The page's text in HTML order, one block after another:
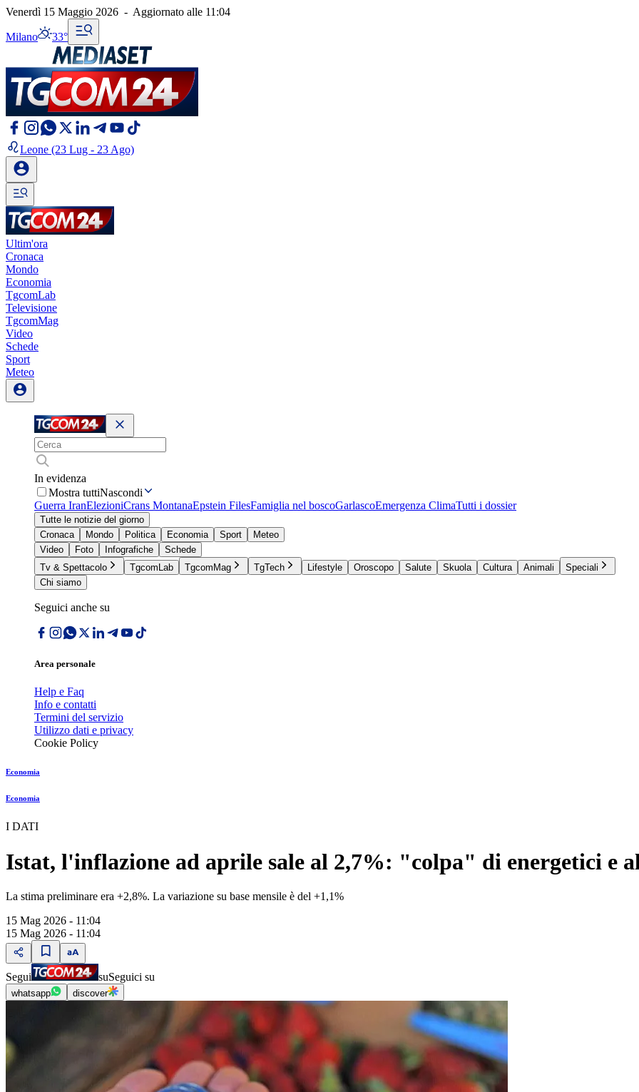
Venerdì 15 Maggio 2026 - Aggiornato alle 11:04
Milano 33°
Leone (23 Lug - 23 Ago)
Ultim'ora
Cronaca
Mondo
Economia
TgcomLab
Televisione
TgcomMag
Video
Schede
Sport
Meteo
In evidenza
Mostra tuttiNascondi
Guerra IranElezioniCrans MontanaEpstein FilesFamiglia nel boscoGarlascoEmergenza ClimaTutti i dossier
Tutte le notizie del giorno
Cronaca
Mondo Politica Economia Sport
Meteo
Video
Foto Infografiche
Schede
Tv & Spettacolo
TgcomLab TgcomMag TgTech Lifestyle Oroscopo Salute Skuola Cultura Animali
Speciali
Chi siamo
Seguici anche su
Area personale
Help e Faq
Info e contatti
Termini del servizio
Utilizzo dati e privacy
Cookie Policy
Economia
Economia
I DATI
Istat, l'inflazione ad aprile sale al 2,7%: "colpa" di energetici e
La stima preliminare era +2,8%. La variazione su base mensile è del +1,1%
15 Mag 2026 - 11:04
15 Mag 2026 - 11:04
Segui suSeguici su
whatsapp discover